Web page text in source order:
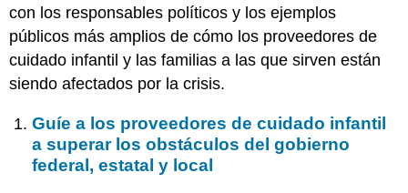
con los responsables políticos y los ejemplos
públicos más amplios de cómo los proveedores de
cuidado infantil y las familias a las que sirven están
siendo afectados por la crisis.
Guíe a los proveedores de cuidado infantil
a superar los obstáculos del gobierno
federal, estatal y local